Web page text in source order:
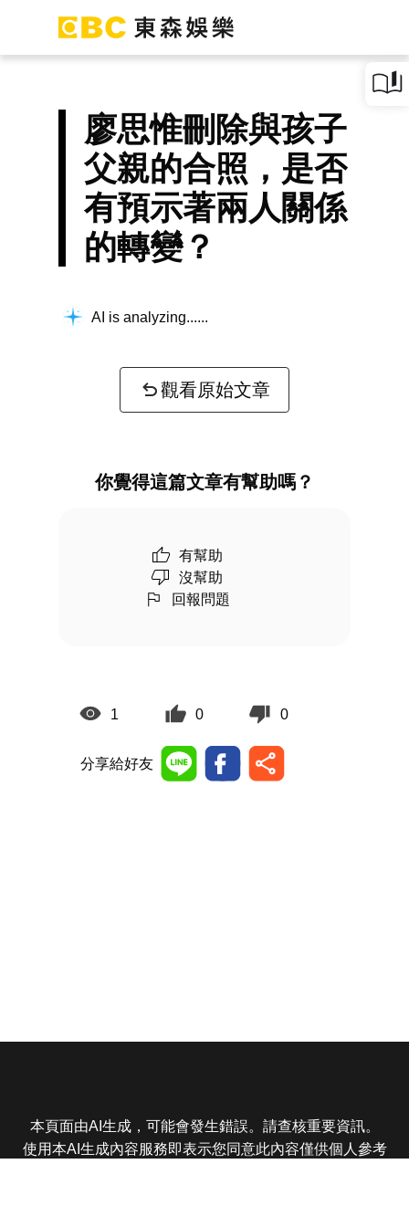
廖思惟刪除與孩子
父親的合照，是否
有預示著兩人關係
的轉變？
AI is analyzing...
觀看原始文章
你覺得這篇文章有幫助嗎？
有幫助
沒幫助
回報問題
1 0 0
分享給好友
本頁面由AI生成，可能會發生錯誤。請查核重要資訊。
使用本AI生成內容服務即表示您同意此內容僅供個人參考